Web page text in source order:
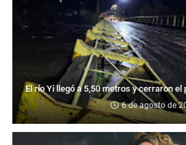
El río Yí llegó a 5,50 metros y cerraron el
6 de agosto de